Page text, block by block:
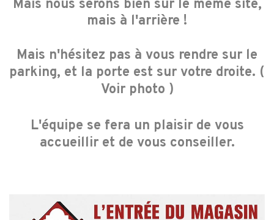
Mais nous serons bien sur le même site,
mais à l'arrière !
Mais n'hésitez pas à vous rendre sur le
parking, et la porte est sur votre droite. (
Voir photo )
L'équipe se fera un plaisir de vous
accueillir et de vous conseiller.